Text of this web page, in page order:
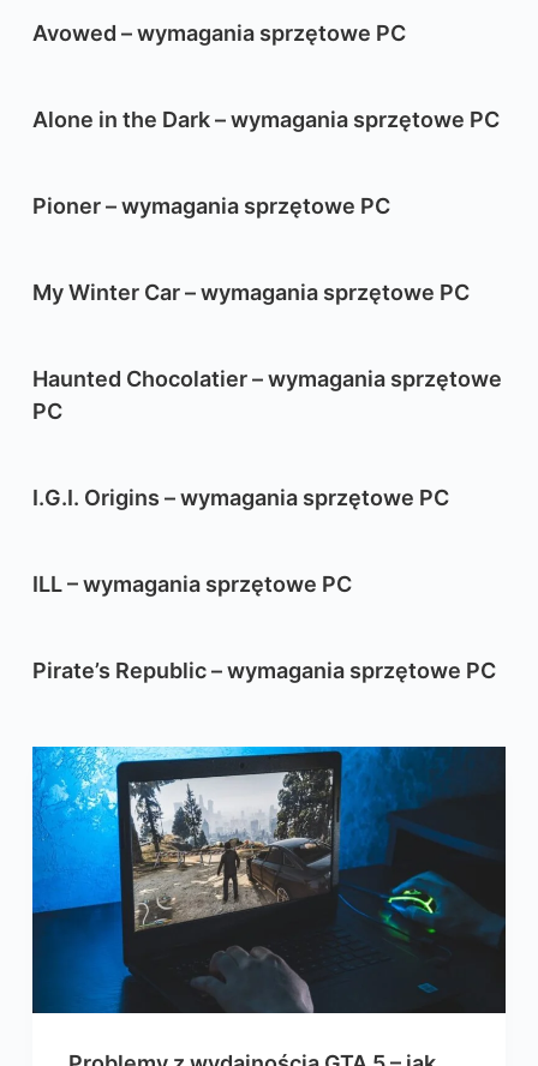
Avowed – wymagania sprzętowe PC
Alone in the Dark – wymagania sprzętowe PC
Pioner – wymagania sprzętowe PC
My Winter Car – wymagania sprzętowe PC
Haunted Chocolatier – wymagania sprzętowe
PC
I.G.I. Origins – wymagania sprzętowe PC
ILL – wymagania sprzętowe PC
Pirate’s Republic – wymagania sprzętowe PC